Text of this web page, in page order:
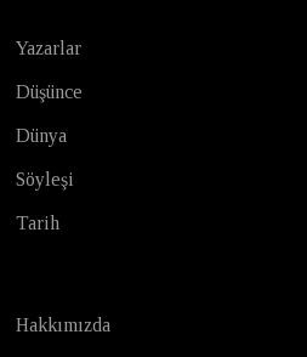
Yazarlar
Düşünce
Dünya
Söyleşi
Tarih
Hakkımızda